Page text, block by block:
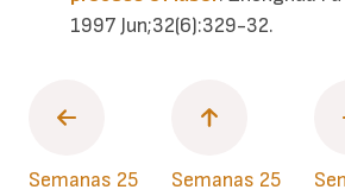
1997 Jun;32(6):329-32.
Semanas 25
Semanas 25